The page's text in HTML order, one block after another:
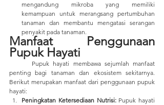
mengandung mikroba yang memiliki
kemampuan untuk merangsang pertumbuhan
tanaman dan membantu mengatasi serangan
penyakit pada tanaman.
Manfaat Penggunaan
Pupuk Hayati
penting bagi tanaman dan ekosistem sekitarnya.
Berikut merupakan manfaat dari penggunaan pupuk
hayati:
Peningkatan Ketersediaan Nutrisi: Pupuk hayati